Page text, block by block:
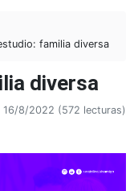
familia diversa
diversa
16/8/2022 (572 lecturas)